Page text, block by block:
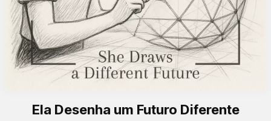
Ela Desenha um Futuro Diferente